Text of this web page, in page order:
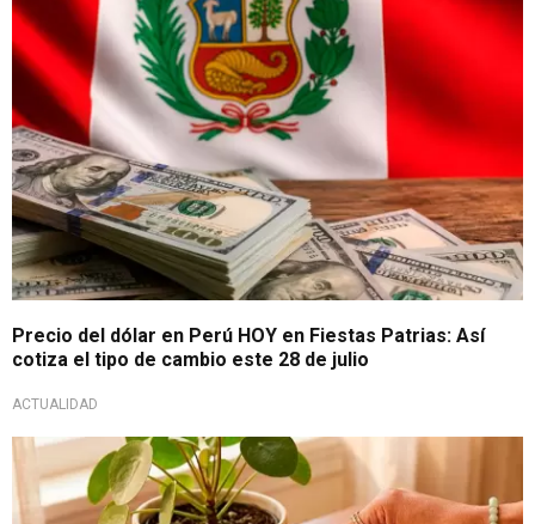
Precio del dólar en Perú HOY en Fiestas Patrias: Así
cotiza el tipo de cambio este 28 de julio
ACTUALIDAD
Ritual para prosperidad